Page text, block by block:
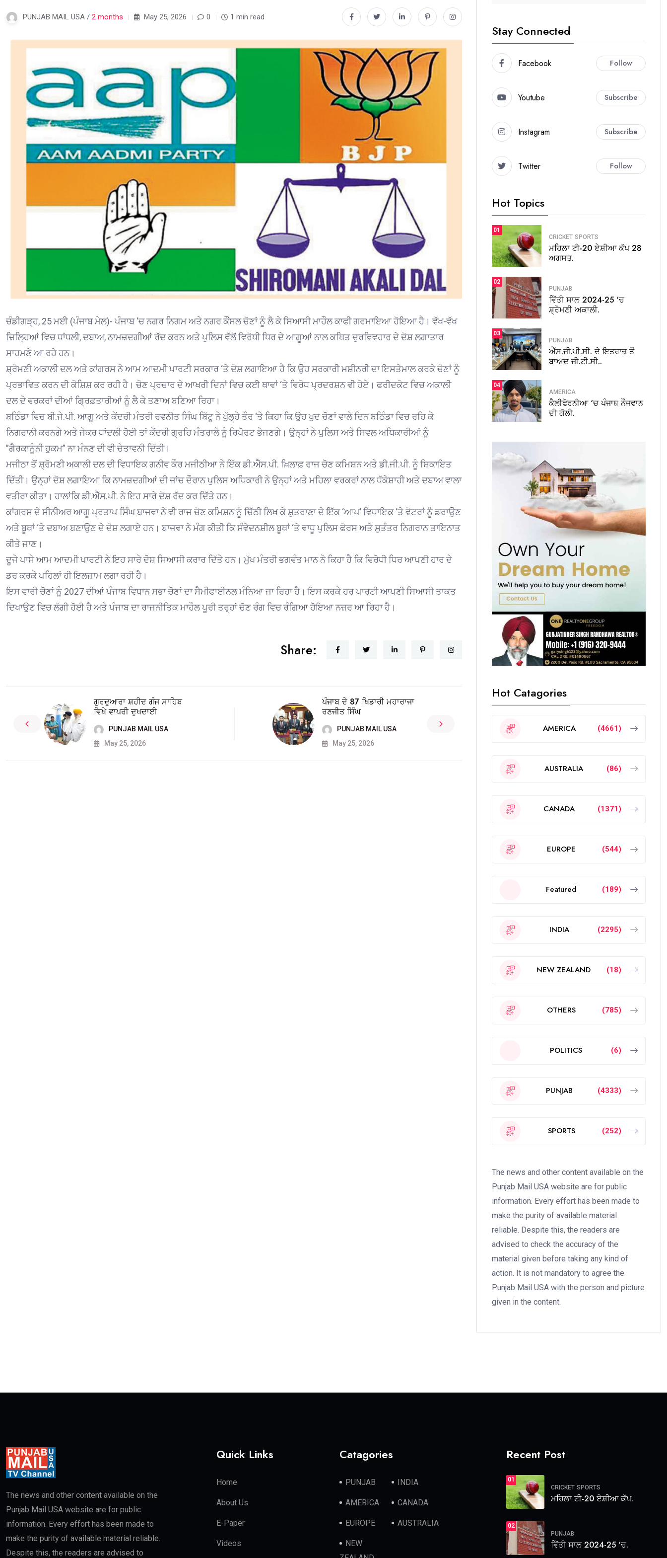
PUNJAB MAIL USA / 2 months May 25, 2026 0 1 min read
ਚੰਡੀਗੜ੍ਹ, 25 ਮਈ (ਪੰਜਾਬ ਮੇਲ)- ਪੰਜਾਬ ‘ਚ ਨਗਰ ਨਿਗਮ ਅਤੇ ਨਗਰ ਕੌਂਸਲ ਚੋਣਾਂ ਨੂੰ ਲੈ ਕੇ ਸਿਆਸੀ ਮਾਹੌਲ ਕਾਫੀ ਗਰਮਾਇਆ ਹੋਇਆ ਹੈ। ਵੱਖ-ਵੱਖ
ਜ਼ਿਲ੍ਹਿਆਂ ਵਿਚ ਧਾਂਧਲੀ, ਦਬਾਅ, ਨਾਮਜ਼ਦਗੀਆਂ ਰੱਦ ਕਰਨ ਅਤੇ ਪੁਲਿਸ ਵੱਲੋਂ ਵਿਰੋਧੀ ਧਿਰ ਦੇ ਆਗੂਆਂ ਨਾਲ ਕਥਿਤ ਦੁਰਵਿਵਹਾਰ ਦੇ ਦੋਸ਼ ਲਗਾਤਾਰ
ਸਾਹਮਣੇ ਆ ਰਹੇ ਹਨ।
ਸ਼੍ਰੋਮਣੀ ਅਕਾਲੀ ਦਲ ਅਤੇ ਕਾਂਗਰਸ ਨੇ ਆਮ ਆਦਮੀ ਪਾਰਟੀ ਸਰਕਾਰ ‘ਤੇ ਦੋਸ਼ ਲਗਾਇਆ ਹੈ ਕਿ ਉਹ ਸਰਕਾਰੀ ਮਸ਼ੀਨਰੀ ਦਾ ਇਸਤੇਮਾਲ ਕਰਕੇ ਚੋਣਾਂ ਨੂੰ
ਪ੍ਰਭਾਵਿਤ ਕਰਨ ਦੀ ਕੋਸ਼ਿਸ਼ ਕਰ ਰਹੀ ਹੈ। ਚੋਣ ਪ੍ਰਚਾਰ ਦੇ ਆਖਰੀ ਦਿਨਾਂ ਵਿਚ ਕਈ ਥਾਵਾਂ ‘ਤੇ ਵਿਰੋਧ ਪ੍ਰਦਰਸ਼ਨ ਵੀ ਹੋਏ। ਫਰੀਦਕੋਟ ਵਿਚ ਅਕਾਲੀ
ਦਲ ਦੇ ਵਰਕਰਾਂ ਦੀਆਂ ਗ੍ਰਿਫ਼ਤਾਰੀਆਂ ਨੂੰ ਲੈ ਕੇ ਤਣਾਅ ਬਣਿਆ ਰਿਹਾ।
ਬਠਿੰਡਾ ਵਿਚ ਬੀ.ਜੇ.ਪੀ. ਆਗੂ ਅਤੇ ਕੇਂਦਰੀ ਮੰਤਰੀ ਰਵਨੀਤ ਸਿੰਘ ਬਿੱਟੂ ਨੇ ਖੁੱਲ੍ਹੇ ਤੌਰ ‘ਤੇ ਕਿਹਾ ਕਿ ਉਹ ਖੁਦ ਚੋਣਾਂ ਵਾਲੇ ਦਿਨ ਬਠਿੰਡਾ ਵਿਚ ਰਹਿ ਕੇ
ਨਿਗਰਾਨੀ ਕਰਨਗੇ ਅਤੇ ਜੇਕਰ ਧਾਂਦਲੀ ਹੋਈ ਤਾਂ ਕੇਂਦਰੀ ਗ੍ਰਹਿ ਮੰਤਰਾਲੇ ਨੂੰ ਰਿਪੋਰਟ ਭੇਜਣਗੇ। ਉਨ੍ਹਾਂ ਨੇ ਪੁਲਿਸ ਅਤੇ ਸਿਵਲ ਅਧਿਕਾਰੀਆਂ ਨੂੰ
”ਗੈਰਕਾਨੂੰਨੀ ਹੁਕਮ” ਨਾ ਮੰਨਣ ਦੀ ਵੀ ਚੇਤਾਵਨੀ ਦਿੱਤੀ।
ਮਜੀਠਾ ਤੋਂ ਸ਼੍ਰੋਮਣੀ ਅਕਾਲੀ ਦਲ ਦੀ ਵਿਧਾਇਕ ਗਨੀਵ ਕੌਰ ਮਜੀਠੀਆ ਨੇ ਇੱਕ ਡੀ.ਐੱਸ.ਪੀ. ਖ਼ਿਲਾਫ਼ ਰਾਜ ਚੋਣ ਕਮਿਸ਼ਨ ਅਤੇ ਡੀ.ਜੀ.ਪੀ. ਨੂੰ ਸ਼ਿਕਾਇਤ
ਦਿੱਤੀ। ਉਨ੍ਹਾਂ ਦੋਸ਼ ਲਗਾਇਆ ਕਿ ਨਾਮਜ਼ਦਗੀਆਂ ਦੀ ਜਾਂਚ ਦੌਰਾਨ ਪੁਲਿਸ ਅਧਿਕਾਰੀ ਨੇ ਉਨ੍ਹਾਂ ਅਤੇ ਮਹਿਲਾ ਵਰਕਰਾਂ ਨਾਲ ਧੱਕੇਸ਼ਾਹੀ ਅਤੇ ਦਬਾਅ ਵਾਲਾ
ਵਤੀਰਾ ਕੀਤਾ। ਹਾਲਾਂਕਿ ਡੀ.ਐੱਸ.ਪੀ. ਨੇ ਇਹ ਸਾਰੇ ਦੋਸ਼ ਰੱਦ ਕਰ ਦਿੱਤੇ ਹਨ।
ਕਾਂਗਰਸ ਦੇ ਸੀਨੀਅਰ ਆਗੂ ਪ੍ਰਤਾਪ ਸਿੰਘ ਬਾਜਵਾ ਨੇ ਵੀ ਰਾਜ ਚੋਣ ਕਮਿਸ਼ਨ ਨੂੰ ਚਿੱਠੀ ਲਿਖ ਕੇ ਸ਼ੁਤਰਾਣਾ ਦੇ ਇੱਕ ‘ਆਪ’ ਵਿਧਾਇਕ ‘ਤੇ ਵੋਟਰਾਂ ਨੂੰ ਡਰਾਉਣ
ਅਤੇ ਬੂਥਾਂ ‘ਤੇ ਦਬਾਅ ਬਣਾਉਣ ਦੇ ਦੋਸ਼ ਲਗਾਏ ਹਨ। ਬਾਜਵਾ ਨੇ ਮੰਗ ਕੀਤੀ ਕਿ ਸੰਵੇਦਨਸ਼ੀਲ ਬੂਥਾਂ ‘ਤੇ ਵਾਧੂ ਪੁਲਿਸ ਫੋਰਸ ਅਤੇ ਸੁਤੰਤਰ ਨਿਗਰਾਨ ਤਾਇਨਾਤ
ਕੀਤੇ ਜਾਣ।
ਦੂਜੇ ਪਾਸੇ ਆਮ ਆਦਮੀ ਪਾਰਟੀ ਨੇ ਇਹ ਸਾਰੇ ਦੋਸ਼ ਸਿਆਸੀ ਕਰਾਰ ਦਿੱਤੇ ਹਨ। ਮੁੱਖ ਮੰਤਰੀ ਭਗਵੰਤ ਮਾਨ ਨੇ ਕਿਹਾ ਹੈ ਕਿ ਵਿਰੋਧੀ ਧਿਰ ਆਪਣੀ ਹਾਰ ਦੇ
ਡਰ ਕਰਕੇ ਪਹਿਲਾਂ ਹੀ ਇਲਜ਼ਾਮ ਲਗਾ ਰਹੀ ਹੈ।
ਇਸ ਵਾਰੀ ਚੋਣਾਂ ਨੂੰ 2027 ਦੀਆਂ ਪੰਜਾਬ ਵਿਧਾਨ ਸਭਾ ਚੋਣਾਂ ਦਾ ਸੈਮੀਫਾਈਨਲ ਮੰਨਿਆ ਜਾ ਰਿਹਾ ਹੈ। ਇਸ ਕਰਕੇ ਹਰ ਪਾਰਟੀ ਆਪਣੀ ਸਿਆਸੀ ਤਾਕਤ
ਦਿਖਾਉਣ ਵਿਚ ਲੱਗੀ ਹੋਈ ਹੈ ਅਤੇ ਪੰਜਾਬ ਦਾ ਰਾਜਨੀਤਿਕ ਮਾਹੌਲ ਪੂਰੀ ਤਰ੍ਹਾਂ ਚੋਣ ਰੰਗ ਵਿਚ ਰੰਗਿਆ ਹੋਇਆ ਨਜ਼ਰ ਆ ਰਿਹਾ ਹੈ।
Share:
ਗੁਰਦੁਆਰਾ ਸ਼ਹੀਦ ਗੰਜ ਸਾਹਿਬ
ਵਿਖੇ ਵਾਪਰੀ ਦੁਖਦਾਈ
PUNJAB MAIL USA
May 25, 2026
ਪੰਜਾਬ ਦੇ 87 ਖਿਡਾਰੀ ਮਹਾਰਾਜਾ
ਰਣਜੀਤ ਸਿੰਘ
PUNJAB MAIL USA
May 25, 2026
Stay Connected
Facebook Follow
Youtube Subscribe
Instagram Subscribe
Twitter Follow
Hot Topics
01
CRICKET SPORTS
ਮਹਿਲਾ ਟੀ-20 ਏਸ਼ੀਆ ਕੱਪ 28
ਅਗਸਤ.
02
PUNJAB
ਵਿੱਤੀ ਸਾਲ 2024-25 ‘ਚ
ਸ਼੍ਰੋਮਣੀ ਅਕਾਲੀ.
03
PUNJAB
ਐੱਸ.ਜੀ.ਪੀ.ਸੀ. ਦੇ ਇਤਰਾਜ਼ ਤੋਂ
ਬਾਅਦ ਜੀ.ਟੀ.ਸੀ..
04
AMERICA
ਕੈਲੀਫੋਰਨੀਆ ‘ਚ ਪੰਜਾਬ ਨੌਜਵਾਨ
ਦੀ ਗੋਲੀ.
Hot Catagories
AMERICA (4661)
AUSTRALIA (86)
CANADA (1371)
EUROPE (544)
Featured (189)
INDIA (2295)
NEW ZEALAND (18)
OTHERS (785)
POLITICS (6)
PUNJAB (4333)
SPORTS (252)
The news and other content available on the
Punjab Mail USA website are for public
information. Every effort has been made to
make the purity of available material
reliable. Despite this, the readers are
advised to check the accuracy of the
material given before taking any kind of
action. It is not mandatory to agree the
Punjab Mail USA with the person and picture
given in the content.
The news and other content available on the
Punjab Mail USA website are for public
information. Every effort has been made to
make the purity of available material reliable.
Despite this, the readers are advised to
Quick Links
Home
About Us
E-Paper
Videos
Catagories
PUNJAB INDIA
AMERICA CANADA
EUROPE AUSTRALIA
NEW
Recent Post
01
CRICKET SPORTS
ਮਹਿਲਾ ਟੀ-20 ਏਸ਼ੀਆ ਕੱਪ.
02
PUNJAB
ਵਿੱਤੀ ਸਾਲ 2024-25 ‘ਚ.